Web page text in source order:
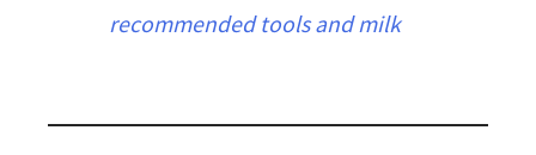
recommended tools and milk